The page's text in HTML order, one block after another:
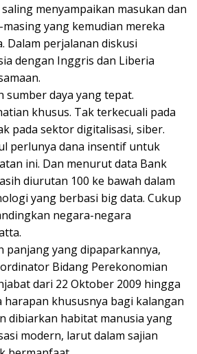
menyampaikan masukan dan
yang kemudian mereka
Dalam perjalanan diskusi
dengan Inggris dan Liberia
sumber daya yang tepat.
khusus. Tak terkecuali pada
pada sektor digitalisasi, siber.
perlunya dana insentif untuk
ini. Dan menurut data Bank
diurutan 100 ke bawah dalam
yang berbasi big data. Cukup
negara-negara
panjang yang dipaparkannya,
Bidang Perekonomian
dari 22 Oktober 2009 hingga
harapan khususnya bagi kalangan
dibiarkan habitat manusia yang
modern, larut dalam sajian